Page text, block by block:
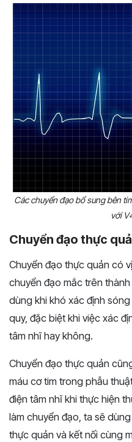
Các chuyển đạo bổ sung bên
với
Chuyển đạo thực
Chuyển đạo thực quản có
chuyển đạo mắc trên
dùng khi khó xác định
quy, đặc biệt khi việc xác
tâm nhĩ hay không.
Chuyển đạo thực quản
máu cơ tim trong phẫu
điện tâm nhĩ khi thực hiện
làm chuyển đạo, ta sẽ
thực quản và kết nối cùng